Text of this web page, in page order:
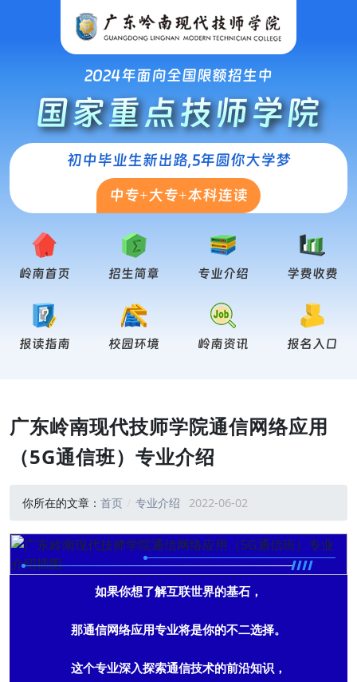
2024年面向全国限额招生中
国家重点技师学院
初中毕业生新出路,5年圆你大学梦
中专+大专+本科连读
岭南首页 招生简章 专业介绍 学费收费
报读指南 校园环境 岭南资讯 报名入口
广东岭南现代技师学院通信网络应用
（5G通信班）专业介绍
你所在的文章： 首页 专业介绍 2022-06-02
如果你想了解互联世界的基石，
那通信网络应用专业将是你的不二选择。
这个专业深入探索通信技术的前沿知识，